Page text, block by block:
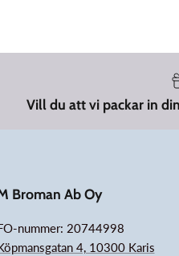
Vill du att vi packar in
Broman Ab Oy
nummer: 20744998
4, 10300 Karis